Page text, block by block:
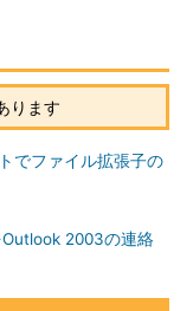
委譲することができ
ネットワークのオ
トではインストール
するには、まず［コ
と削除］で
実行し、起動された
［ネットワーク サー
ります
でファイル拡張子の
2003の連絡